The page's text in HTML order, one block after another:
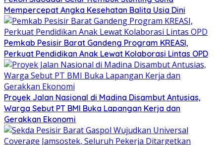
Mempercepat Angka Kesehatan Balita Usia Dini
Pemkab Pesisir Barat Gandeng Program KREASI,
Perkuat Pendidikan Anak Lewat Kolaborasi Lintas OPD
Proyek Jalan Nasional di Madina Disambut Antusias,
Warga Sebut PT BMI Buka Lapangan Kerja dan
Gerakkan Ekonomi